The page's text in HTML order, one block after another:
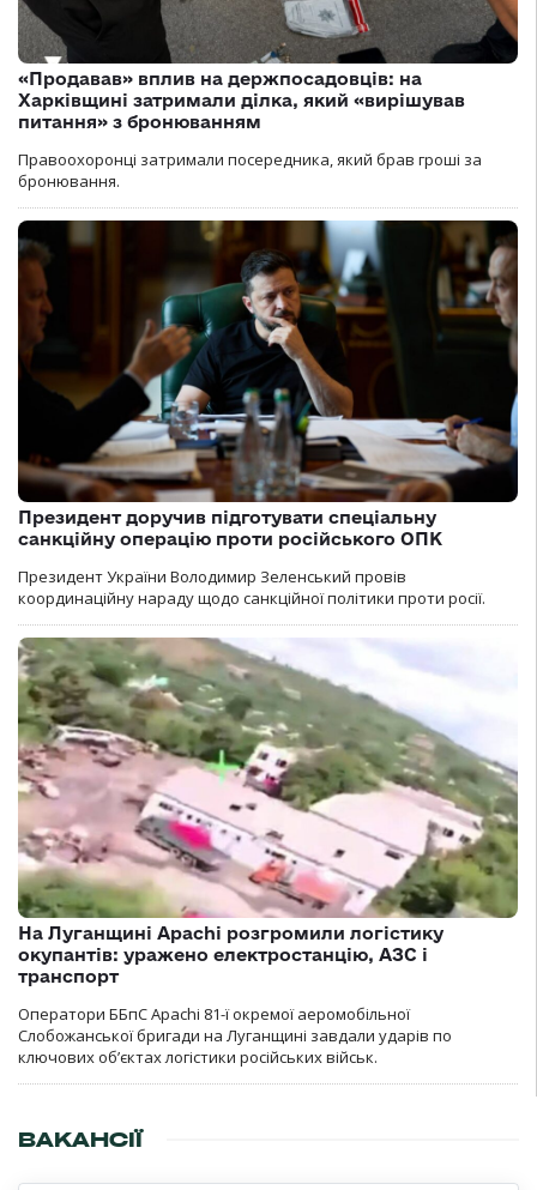
«Продавав» вплив на держпосадовців: на
Харківщині затримали ділка, який «вирішував
питання» з бронюванням
Правоохоронці затримали посередника, який брав гроші за
бронювання.
Президент доручив підготувати спеціальну
санкційну операцію проти російського ОПК
Президент України Володимир Зеленський провів
координаційну нараду щодо санкційної політики проти росії.
На Луганщині Apachi розгромили логістику
окупантів: уражено електростанцію, АЗС і
транспорт
Оператори ББпС Apachi 81-ї окремої аеромобільної
Слобожанської бригади на Луганщині завдали ударів по
ключових об’єктах логістики російських військ.
ВАКАНСІЇ